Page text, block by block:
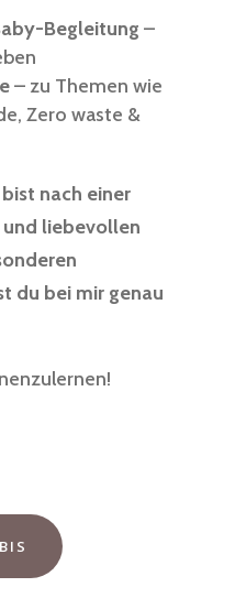
Begleitung –
– zu Themen wie
Zero waste &
nach einer
liebevollen
du bei mir genau